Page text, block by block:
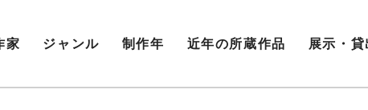
家 ジャンル 制作年 近年の所蔵作品 展示・貸